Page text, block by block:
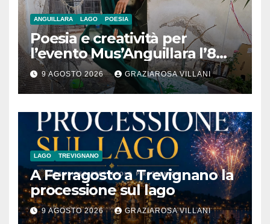
ANGUILLARA LAGO POESIA
Poesia e creatività per
l’evento Mus’Anguillara l’8
agosto 2026 al Museo
Contadino
9 AGOSTO 2026 GRAZIAROSA VILLANI
LAGO TREVIGNANO
A Ferragosto a Trevignano la
processione sul lago
9 AGOSTO 2026 GRAZIAROSA VILLANI